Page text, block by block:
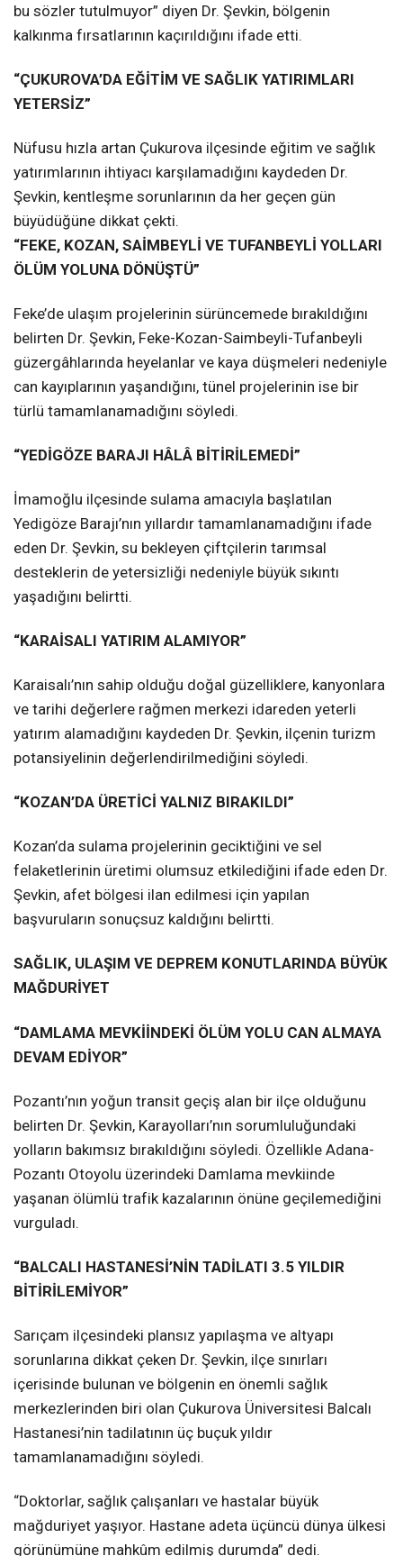
bu sözler tutulmuyor” diyen Dr. Şevkin, bölgenin
kalkınma fırsatlarının kaçırıldığını ifade etti.
“ÇUKUROVA’DA EĞİTİM VE SAĞLIK YATIRIMLARI
YETERSİZ”
Nüfusu hızla artan Çukurova ilçesinde eğitim ve sağlık
yatırımlarının ihtiyacı karşılamadığını kaydeden Dr.
Şevkin, kentleşme sorunlarının da her geçen gün
büyüdüğüne dikkat çekti.
“FEKE, KOZAN, SAİMBEYLİ VE TUFANBEYLİ YOLLARI
ÖLÜM YOLUNA DÖNÜŞTÜ”
Feke’de ulaşım projelerinin sürüncemede bırakıldığını
belirten Dr. Şevkin, Feke-Kozan-Saimbeyli-Tufanbeyli
güzergâhlarında heyelanlar ve kaya düşmeleri nedeniyle
can kayıplarının yaşandığını, tünel projelerinin ise bir
türlü tamamlanamadığını söyledi.
“YEDİGÖZE BARAJI HÂLÂ BİTİRİLEMEDİ”
İmamoğlu ilçesinde sulama amacıyla başlatılan
Yedigöze Barajı’nın yıllardır tamamlanamadığını ifade
eden Dr. Şevkin, su bekleyen çiftçilerin tarımsal
desteklerin de yetersizliği nedeniyle büyük sıkıntı
yaşadığını belirtti.
“KARAİSALI YATIRIM ALAMIYOR”
Karaisalı’nın sahip olduğu doğal güzelliklere, kanyonlara
ve tarihi değerlere rağmen merkezi idareden yeterli
yatırım alamadığını kaydeden Dr. Şevkin, ilçenin turizm
potansiyelinin değerlendirilmediğini söyledi.
“KOZAN’DA ÜRETİCİ YALNIZ BIRAKILDI”
Kozan’da sulama projelerinin geciktiğini ve sel
felaketlerinin üretimi olumsuz etkilediğini ifade eden Dr.
Şevkin, afet bölgesi ilan edilmesi için yapılan
başvuruların sonuçsuz kaldığını belirtti.
SAĞLIK, ULAŞIM VE DEPREM KONUTLARINDA BÜYÜK
MAĞDURİYET
“DAMLAMA MEVKİİNDEKİ ÖLÜM YOLU CAN ALMAYA
DEVAM EDİYOR”
Pozantı’nın yoğun transit geçiş alan bir ilçe olduğunu
belirten Dr. Şevkin, Karayolları’nın sorumluluğundaki
yolların bakımsız bırakıldığını söyledi. Özellikle Adana-
Pozantı Otoyolu üzerindeki Damlama mevkiinde
yaşanan ölümlü trafik kazalarının önüne geçilemediğini
vurguladı.
“BALCALI HASTANESİ’NİN TADİLATI 3.5 YILDIR
BİTİRİLEMİYOR”
Sarıçam ilçesindeki plansız yapılaşma ve altyapı
sorunlarına dikkat çeken Dr. Şevkin, ilçe sınırları
içerisinde bulunan ve bölgenin en önemli sağlık
merkezlerinden biri olan Çukurova Üniversitesi Balcalı
Hastanesi’nin tadilatının üç buçuk yıldır
tamamlanamadığını söyledi.
“Doktorlar, sağlık çalışanları ve hastalar büyük
mağduriyet yaşıyor. Hastane adeta üçüncü dünya ülkesi
görünümüne mahkûm edilmiş durumda” dedi.